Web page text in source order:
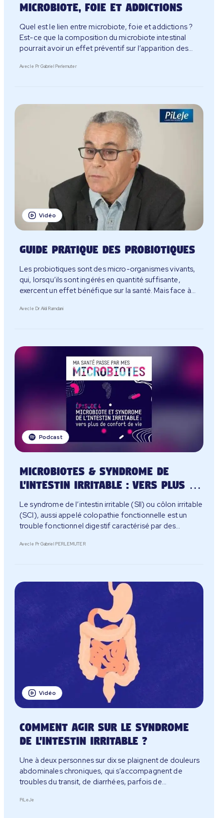
Microbiote, foie et addictions
Quel est le lien entre microbiote, foie et addictions ?
Est-ce que la composition du microbiote intestinal
pourrait avoir un effet préventif sur l’apparition des
Avec le Pr Gabriel Perlemuter
Vidéo
Guide pratique des probiotiques
Les probiotiques sont des micro-organismes vivants,
qui, lorsqu’ils sont ingérés en quantité suffisante,
exercent un effet bénéfique sur la santé. Mais face à
bon choix ?
Avec le Dr Akli Ramdani
Podcast
Microbiotes & Syndrome de
l'intestin irritable : Vers plus de
confort de vie
Le syndrome de l’intestin irritable (SII) ou côlon irritable
(SCI), aussi appelé colopathie fonctionnelle est un
trouble fonctionnel digestif caractérisé par des
transit chroniques.
Avec le Pr Gabriel PERLEMUTER
Vidéo
Comment agir sur le syndrome
de l'intestin irritable ?
Une à deux personnes sur dix se plaignent de douleurs
abdominales chroniques, qui s’accompagnent de
troubles du transit, de diarrhées, parfois de
alternance…
PiLeJe